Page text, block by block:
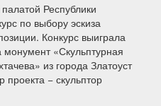
Республики
по выбору эскиза
Конкурс выиграла
«Скульптурная
из города Златоуст
проекта − скульптор